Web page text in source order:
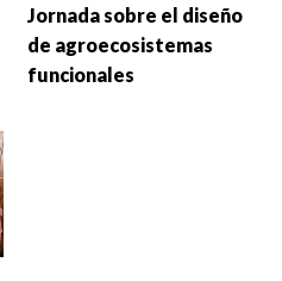
Jornada sobre el diseño
de agroecosistemas
funcionales